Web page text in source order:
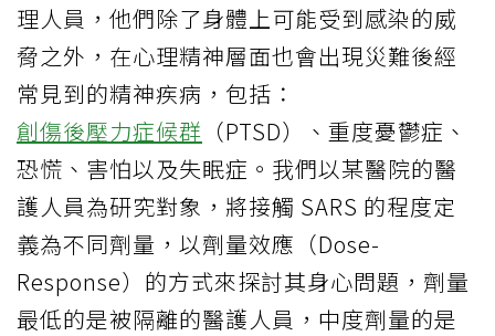
理人員，他們除了身體上可能受到感染的威
脅之外，在心理精神層面也會出現災難後經
常見到的精神疾病，包括：
創傷後壓力症候群 （PTSD）、重度憂鬱症、
恐慌、害怕以及失眠症。我們以某醫院的醫
護人員為研究對象，將接觸 SARS 的程度定
義為不同劑量，以劑量效應（Dose-
Response）的方式來探討其身心問題，劑量
最低的是被隔離的醫護人員，中度劑量的是